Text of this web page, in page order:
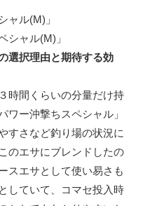
ャル(M)」
シャル(M)」
選択理由と期待する効
時間くらいの分量だけ持
ワー沖撃ちスペシャル」
すさなど釣り場の状況に
のエサにブレンドしたの
スエサとして使い易さも
していて、コマセ投入時